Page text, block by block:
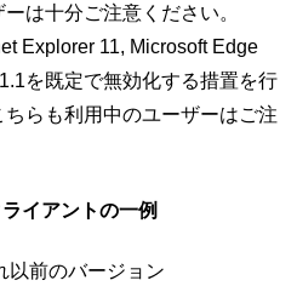
は十分ご注意ください。
Explorer 11, Microsoft Edge
を既定で無効化する措置を行
らも利用中のユーザーはご注
イアントの一例
以前のバージョン